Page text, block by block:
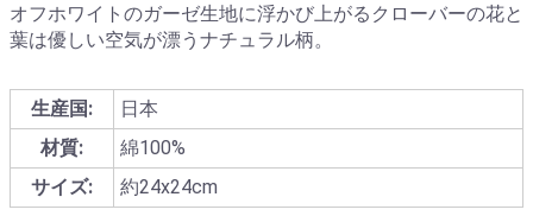
オフホワイトのガーゼ生地に浮かび上がるクローバーの花と
葉は優しい空気が漂うナチュラル柄。
生産国:
日本
材質:
綿100%
サイズ:
約24x24cm